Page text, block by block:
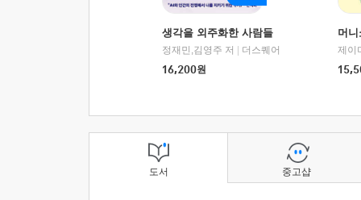
생각을 외주화한 사람들
정재민,김영주 저
더스퀘어
16,200원
머
도서 중고샵